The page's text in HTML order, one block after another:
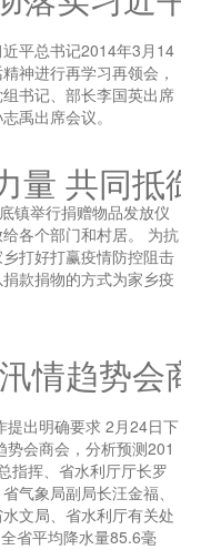
平总书记2014年3月14
神进行再学习再领会，
书记、部长李国英出席
禹出席会议。
量 共同抵
镇举行捐赠物品发放仪
各个部门和村居。 为抗
打好打赢疫情防控阻击
款捐物的方式为家乡疫
情趋势会
提出明确要求 2月24日下
会商会，分析预测201
指挥、省水利厅厅长罗
气象局副局长汪金福、
文局、省水利厅有关处
省平均降水量85.6毫